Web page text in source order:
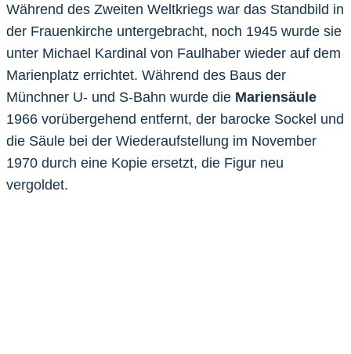
Während des Zweiten Weltkriegs war das Standbild in
der Frauenkirche untergebracht, noch 1945 wurde sie
unter Michael Kardinal von Faulhaber wieder auf dem
Marienplatz errichtet. Während des Baus der
Münchner U- und S-Bahn wurde die Mariensäule
1966 vorübergehend entfernt, der barocke Sockel und
die Säule bei der Wiederaufstellung im November
1970 durch eine Kopie ersetzt, die Figur neu
vergoldet.